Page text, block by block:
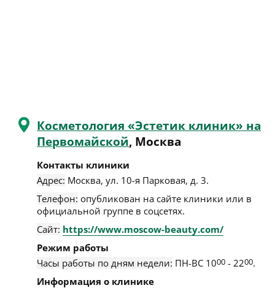
Косметология «Эстетик клиник» на
Первомайской, Москва
Контакты клиники
Адрес: Москва, ул. 10-я Парковая, д. 3.
Телефон: опубликован на сайте клиники или в
официальной группе в соцсетях.
Сайт: https://www.moscow-beauty.com/
Режим работы
Часы работы по дням недели: ПН-ВС 1000 - 2200.
Информация о клинике